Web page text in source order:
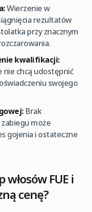
Wierzenie w
rezultatów
przy znacznym
kwalifikacji:
nie chcą udostępnić
swojego
Brak
może
gojenia i ostateczne
FUE i
cenę?